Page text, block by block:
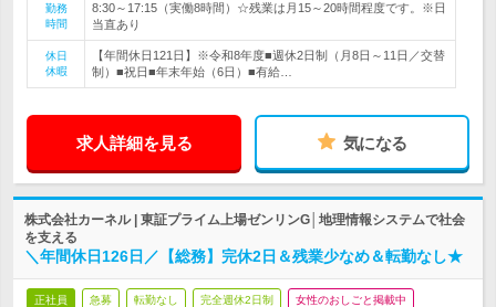
勤務
時間
8:30～17:15（実働8時間）☆残業は月15～20時間程度です。※日
当直あり
休日
休暇
【年間休日121日】※令和8年度■週休2日制（月8日～11日／交替
制）■祝日■年末年始（6日）■有給…
求人詳細を見る 気になる
株式会社カーネル | 東証プライム上場ゼンリンG│地理情報システムで社会
を支える
＼年間休日126日／【総務】完休2日＆残業少なめ＆転勤なし★
正社員 急募 転勤なし 完全週休2日制 女性のおしごと掲載中